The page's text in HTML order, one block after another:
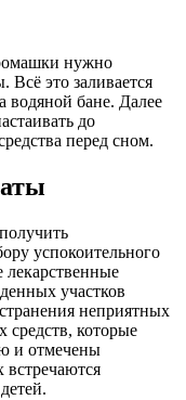
нужно
Всё это заливается
водяной бане. Далее
до
перед сном.
успокоительного
лекарственные
участков
неприятных
средств, которые
и отмечены